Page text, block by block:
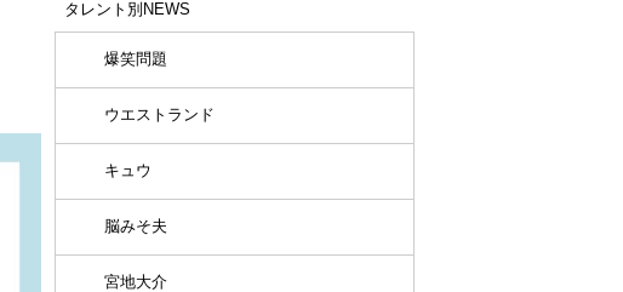
タレント別NEWS
爆笑問題
ウエストランド
キュウ
脳みそ夫
宮地大介